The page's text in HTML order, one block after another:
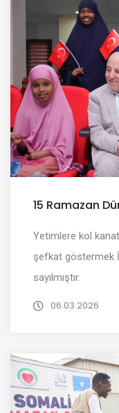
15 Ramazan
Yetimlere kol
şefkat göstermek
sayılmıştır.
06.03.2026